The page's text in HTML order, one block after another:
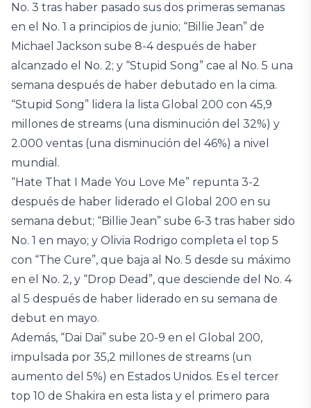
No. 3 tras haber pasado sus dos primeras semanas
en el No. 1 a principios de junio; “Billie Jean” de
Michael Jackson sube 8-4 después de haber
alcanzado el No. 2; y “Stupid Song” cae al No. 5 una
semana después de haber debutado en la cima.
“Stupid Song” lidera la lista Global 200 con 45,9
millones de streams (una disminución del 32%) y
2.000 ventas (una disminución del 46%) a nivel
mundial.
“Hate That I Made You Love Me” repunta 3-2
después de haber liderado el Global 200 en su
semana debut; “Billie Jean” sube 6-3 tras haber sido
No. 1 en mayo; y Olivia Rodrigo completa el top 5
con “The Cure”, que baja al No. 5 desde su máximo
en el No. 2, y “Drop Dead”, que desciende del No. 4
al 5 después de haber liderado en su semana de
debut en mayo.
Además, “Dai Dai” sube 20-9 en el Global 200,
impulsada por 35,2 millones de streams (un
aumento del 5%) en Estados Unidos. Es el tercer
top 10 de Shakira en esta lista y el primero para